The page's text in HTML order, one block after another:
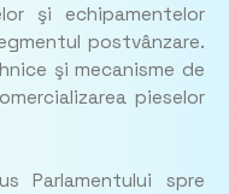
şi echipamentelor
postvânzare.
şi mecanisme de
pieselor
Parlamentului spre